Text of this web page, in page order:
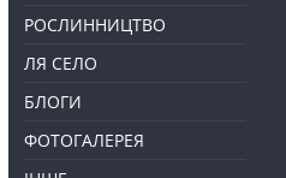
РОСЛИННИЦТВО
ЛЯ СЕЛО
БЛОГИ
ФОТОГАЛЕРЕЯ